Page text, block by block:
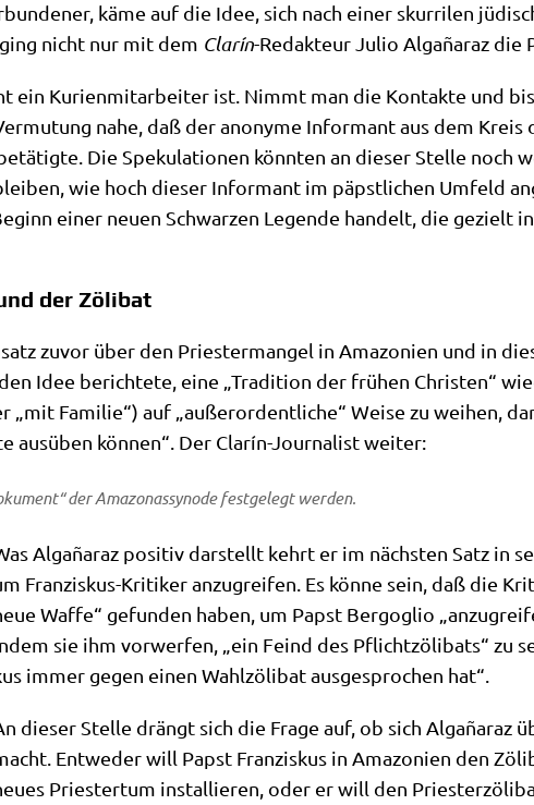
käme auf die Idee, sich nach einer skur­ri­len
nicht nur mit dem Cla­rín-Redak­teur Julio Alga­ña­raz die
ein Kuri­en­mit­ar­bei­ter ist. Nimmt man die Kon­tak­te und
nahe, daß der anony­me Infor­mant aus dem
Die Spe­ku­la­tio­nen könn­ten an die­ser Stel­le noch
wie hoch die­ser Infor­mant im päpst­li­chen Umfeld
einer neu­en Schwar­zen Legen­de han­delt, die gezielt
der Zölibat
zuvor über den Prie­ster­man­gel in Ama­zo­ni­en und in
Idee berich­te­te, eine „Tra­di­ti­on der frü­hen Chri­sten“
„mit Fami­lie“) auf „außer­or­dent­li­che“ Wei­se zu wei­hen,
aus­üben kön­nen“. Der Cla­rín-Jour­na­list weiter:
der Ama­zo­nas­syn­ode fest­ge­legt werden.
Alga­ña­raz posi­tiv dar­stellt kehrt er im näch­sten Satz in
Fran­zis­kus-Kri­ti­ker anzu­grei­fen. Es kön­ne sein, daß die
Waf­fe“ gefun­den haben, um Papst Berg­o­glio
sie ihm vor­wer­fen, „ein Feind des Pflicht­zö­li­bats“ zu
immer gegen einen Wahl­zö­li­bat aus­ge­spro­chen hat“.
die­ser Stel­le drängt sich die Fra­ge auf, ob sich Alga­ña­raz
Ent­we­der will Papst Fran­zis­kus in Ama­zo­ni­en den
Prie­ster­tum instal­lie­ren, oder er will den